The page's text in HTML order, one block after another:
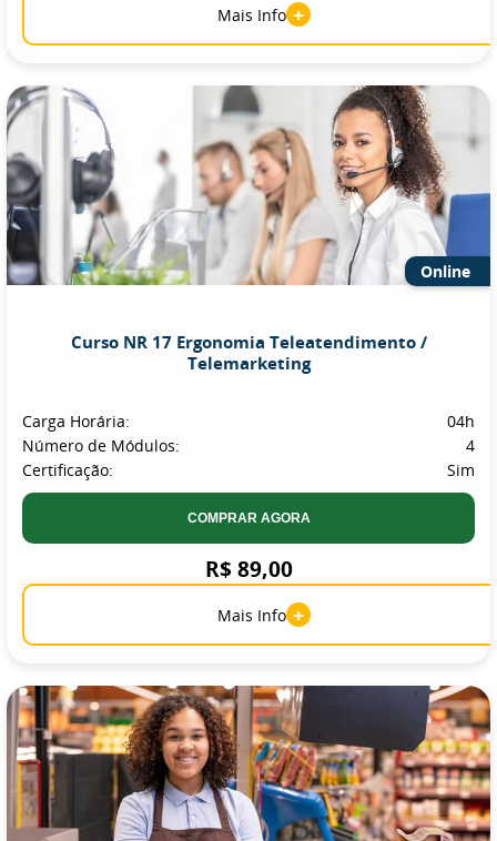
Mais Info +
Online
Curso NR 17 Ergonomia Teleatendimento /
Telemarketing
Carga Horária:
04h
Número de Módulos:
4
Certificação:
Sim
COMPRAR AGORA
R$ 89,00
Mais Info +